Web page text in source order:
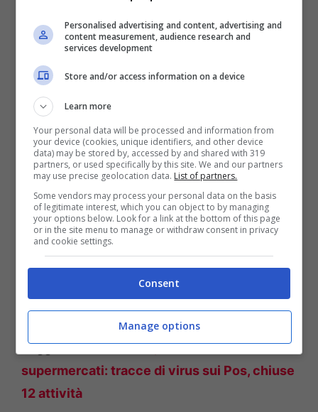
Gli investigatori sostengono che il camionista
reagiva prontamente alla vista del ciclista
mettendo in atto una manovra di emergenza
(sterzando verso il margine destro della
carreggiata) per allontanarsi dalla linea di
mezzeria e cercare di evitare l’impatto con
l’handbike condotta da Zanardi, impatto che
sfortunatamente si verificava interamente
all’interno della corsia di pertinenza
Leggi anche:—>Covid, blitz dei Nas nei
supermercati: tracce di virus sui Pos, chiuse
12 attività
Personalised advertising and content, advertising and
content measurement, audience research and
services development
Store and/or access information on a device
Learn more
Your personal data will be processed and information from
your device (cookies, unique identifiers, and other device
data) may be stored by, accessed by and shared with 319
partners, or used specifically by this site. We and our partners
may use precise geolocation data. List of partners.
Some vendors may process your personal data on the basis
of legitimate interest, which you can object to by managing
your options below. Look for a link at the bottom of this page
or in the site menu to manage or withdraw consent in privacy
and cookie settings.
Consent
Manage options